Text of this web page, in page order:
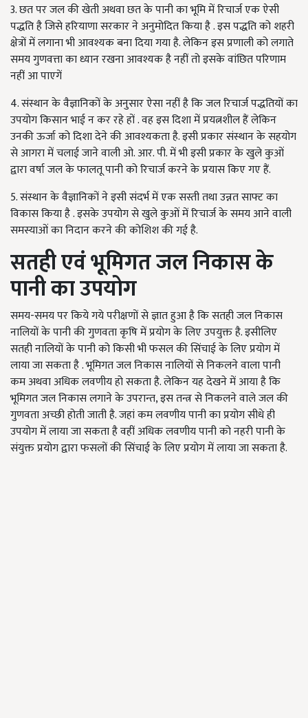
3. छत पर जल की खेती अथवा छत के पानी का भूमि में रिचार्ज एक ऐसी
पद्धति है जिसे हरियाणा सरकार ने अनुमोदित किया है . इस पद्धति को शहरी
क्षेत्रों में लगाना भी आवश्यक बना दिया गया है. लेकिन इस प्रणाली को लगाते
समय गुणवत्ता का ध्यान रखना आवश्यक है नहीं तो इसके वांछित परिणाम
नहीं आ पाएगें
4. संस्थान के वैज्ञानिकों के अनुसार ऐसा नहीं है कि जल रि‍चार्ज पद्धतियों का
उपयोग किसान भाई न कर रहे हों . वह इस दिशा में प्रयत्नशील हैं लेकिन
उनकी ऊर्जा को दिशा देने की आवश्यकता है. इसी प्रकार संस्थान के सहयोग
से आगरा में चलाई जाने वाली ओ. आर. पी. में भी इसी प्रकार के खुले कुओं
द्वारा वर्षा जल के फालतू पानी को रिचार्ज करने के प्रयास किए गए हैं.
5. संस्थान के वैज्ञानिकों ने इसी संदर्भ में एक सस्ती तथा उन्नत साफ्ट का
विकास किया है . इसके उपयोग से खुले कुओं में रिचार्ज के समय आने वाली
समस्याओं का निदान करने की कोशिश की गई है.
सतही एवं भूमिगत जल निकास के
पानी का उपयोग
समय-समय पर किये गये परीक्षणों से ज्ञात हुआ है कि सतही जल निकास
नालियों के पानी की गुणवता कृषि में प्रयोग के लिए उपयुक्त है. इसीलिए
सतही नालियों के पानी को किसी भी फसल की सिंचाई के लिए प्रयोग में
लाया जा सकता है . भूमिगत जल निकास नालियों से निकलने वाला पानी
कम अथवा अधिक लवणीय हो सकता है. लेकिन यह देखने में आया है कि
भूमिगत जल निकास लगाने के उपरान्त, इस तन्त्र से निकलने वाले जल की
गुणवता अच्छी होती जाती है. जहां कम लवणीय पानी का प्रयोग सीधे ही
उपयोग में लाया जा सकता है वहीं अधिक लवणीय पानी को नहरी पानी के
संयुक्त प्रयोग द्वारा फसलों की सिंचाई के लिए प्रयोग में लाया जा सकता है.